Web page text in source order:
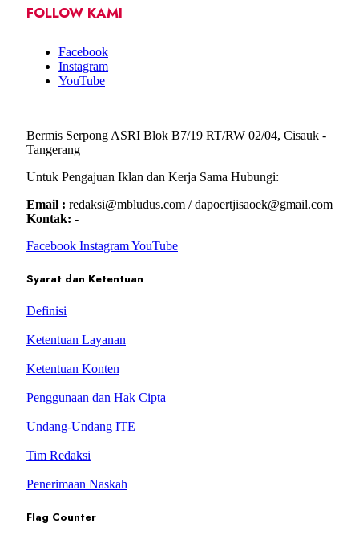
FOLLOW KAMI
Facebook
Instagram
YouTube
Bermis Serpong ASRI Blok B7/19 RT/RW 02/04, Cisauk -
Tangerang
Untuk Pengajuan Iklan dan Kerja Sama Hubungi:
Email : redaksi@mbludus.com / dapoertjisaoek@gmail.com
Kontak: -
Facebook InstagramYouTube
Syarat dan Ketentuan
Definisi
Ketentuan Layanan
Ketentuan Konten
Penggunaan dan Hak Cipta
Undang-Undang ITE
Tim Redaksi
Penerimaan Naskah
Flag Counter